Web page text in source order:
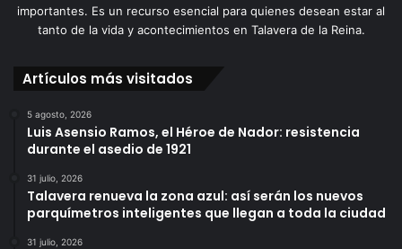
importantes. Es un recurso esencial para quienes desean estar al
tanto de la vida y acontecimientos en Talavera de la Reina.
Artículos más visitados
5 agosto, 2026
Luis Asensio Ramos, el Héroe de Nador: resistencia
durante el asedio de 1921
31 julio, 2026
Talavera renueva la zona azul: así serán los nuevos
parquímetros inteligentes que llegan a toda la ciudad
31 julio, 2026